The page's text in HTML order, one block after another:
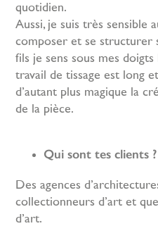
quotidien.
Aussi, je suis très sensible
composer et se structurer
fils je sens sous mes
travail de tissage est long
d’autant plus magique la
de la pièce.
Qui sont tes clients ?
Des agences
collectionneurs d’art et
d’art.